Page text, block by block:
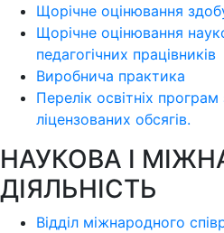
Щорічне оцінювання
Щорічне оцінювання
педагогічних працівників
Виробнича практика
Перелік освітніх
ліцензoваних oбсягів.
НАУКОВА І
ДІЯЛЬНІСТЬ
Відділ міжнародного